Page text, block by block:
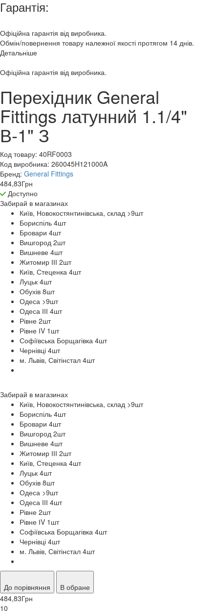
Гарантія:
Офіційна гарантія від виробника.
Обмін/повернення товару належної якості протягом 14 днів.
Детальніше
Офіційна гарантія від виробника.
Перехідник General
Fittings латунний 1.1/4"
В-1" З
Код товару: 40RF0003
Код виробника: 260045H121000A
Бренд: General Fittings
484,83Грн
Доступно
Забирай в магазинах
Київ, Новокостянтинівська, склад >9шт
Бориспіль 4шт
Бровари 4шт
Вишгород 2шт
Вишневе 4шт
Житомир ІІІ 2шт
Київ, Стеценка 4шт
Луцьк 4шт
Обухів 8шт
Одеса >9шт
Одеса ІІІ 4шт
Рівне 2шт
Рівне ІV 1 шт
Софіївська Борщагівка 4шт
Чернівці 4шт
м. Львів, Світінстал 4шт
Забирай в магазинах
Київ, Новокостянтинівська, склад >9шт
Бориспіль 4шт
Бровари 4шт
Вишгород 2шт
Вишневе 4шт
Житомир ІІІ 2шт
Київ, Стеценка 4шт
Луцьк 4шт
Обухів 8шт
Одеса >9шт
Одеса ІІІ 4шт
Рівне 2шт
Рівне ІV 1 шт
Софіївська Борщагівка 4шт
Чернівці 4шт
м. Львів, Світінстал 4шт
До порівняння
В обране
484,83Грн
10